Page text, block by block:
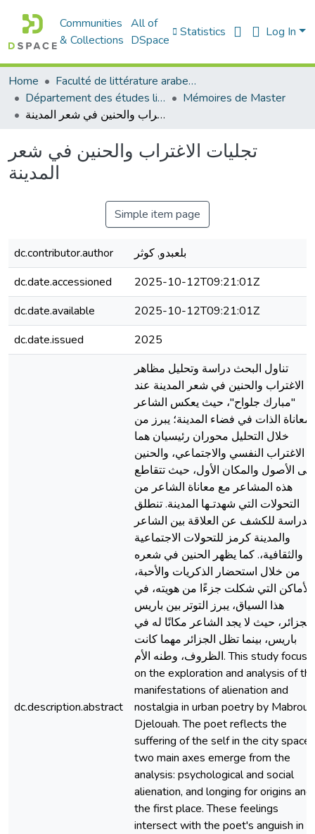
Communities
& Collections
All of
DSpace
Statistics Log In
Home
Faculté de littérature arabe et des arts
Département des études littéraires et critiques
Mémoires de Master
تجليات الاغتراب والحنين في شعر المدينة
تجليات الاغتراب والحنين في شعر
المدينة
Simple item page
dc.contributor.author
بلعبدو, كوثر
dc.date.accessioned
2025-10-12T09:21:01Z
dc.date.available
2025-10-12T09:21:01Z
dc.date.issued
2025
dc.description.abstract
تناول البحث دراسة وتحليل مظاهر
الاغتراب والحنين في شعر المدينة عند
"مبارك جلواح"، حيث يعكس الشاعر
معاناة الذات في فضاء المدينة؛ يبرز من
خلال التحليل محوران رئيسيان هما
الاغتراب النفسي والاجتماعي، والحنين
إلى الأصول والمكان الأول، حيث تتقاطع
هذه المشاعر مع معاناة الشاعر من
التحولات التي شهدتـها المدينة. تنطلق
الدراسة للكشف عن العلاقة بين الشاعر
والمدينة كرمز للتحولات الاجتماعية
والثقافية،. كما يظهر الحنين في شعره
من خلال استحضار الذكريات والأحبة،
التي شكلت جزءًا من هويته، في
هذا السياق، يبرز التوتر بين باريس
حيث لا يجد الشاعر مكانًا له في
باريس، بينما تظل الجزائر مهما كانت
الظروف، وطنه الأم. This study focuses
on the exploration and analysis of
manifestations of alienation and
nostalgia in urban poetry by Mabrouk
Djelouah. The poet reflects the
suffering of the self in the city space;
two main axes emerge from the
analysis: psychological and social
alienation, and longing for origins and
the first place. These feelings
intersect with the poet's anguish in